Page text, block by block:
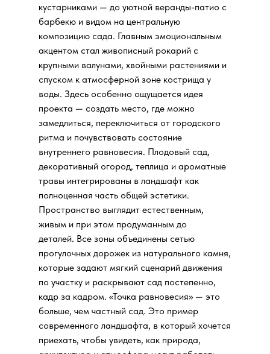
кустарниками — до уютной веранды-патио с
барбекю и видом на центральную
композицию сада. Главным эмоциональным
акцентом стал живописный рокарий с
крупными валунами, хвойными растениями и
спуском к атмосферной зоне кострища у
воды. Здесь особенно ощущается идея
проекта — создать место, где можно
замедлиться, переключиться от городского
ритма и почувствовать состояние
внутреннего равновесия. Плодовый сад,
декоративный огород, теплица и ароматные
травы интегрированы в ландшафт как
полноценная часть общей эстетики.
Пространство выглядит естественным,
живым и при этом продуманным до
деталей. Все зоны объединены сетью
прогулочных дорожек из натурального камня,
которые задают мягкий сценарий движения
по участку и раскрывают сад постепенно,
кадр за кадром. «Точка равновесия» — это
больше, чем частный сад. Это пример
современного ландшафта, в который хочется
приехать, чтобы увидеть, как природа,